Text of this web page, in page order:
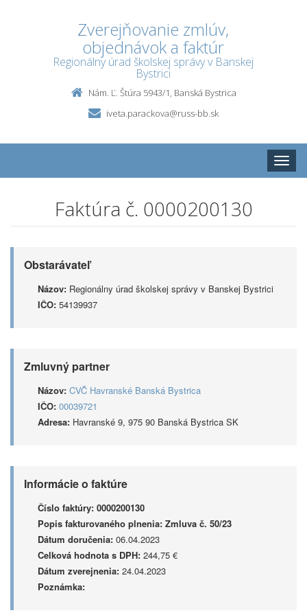
Zverejňovanie zmlúv,
objednávok a faktúr
Regionálny úrad školskej správy v Banskej
Bystrici
Nám. Ľ. Štúra 5943/1, Banská Bystrica
iveta.parackova@russ-bb.sk
Toggle
Faktúra č. 0000200130
Obstarávateľ
Názov: Regionálny úrad školskej správy v Banskej Bystrici
IČO: 54139937
Zmluvný partner
Názov: CVČ Havranské Banská Bystrica
IČO: 00039721
Adresa: Havranské 9, 975 90 Banská Bystrica SK
Informácie o faktúre
Číslo faktúry: 0000200130
Popis fakturovaného plnenia: Zmluva č. 50/23
Dátum doručenia: 06.04.2023
Celková hodnota s DPH: 244,75 €
Dátum zverejnenia: 24.04.2023
Poznámka: